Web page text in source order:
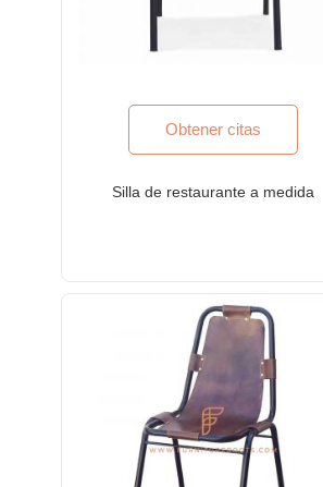
Obtener citas
Silla de restaurante a medida